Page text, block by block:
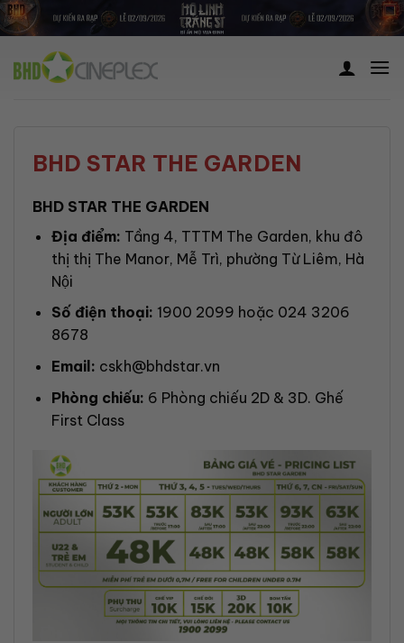
Skip
to
content
BHD STAR THE GARDEN
BHD STAR THE GARDEN
Địa điểm: Tầng 4, TTTM The Garden, khu đô
thị thị The Manor, Mễ Trì, phường Từ Liêm, Hà
Nội
Số điện thoại: 1900 2099 hoặc 024 3206
8678
Email: cskh@bhdstar.vn
Phòng chiếu: 6 Phòng chiếu 2D & 3D. Ghế
First Class